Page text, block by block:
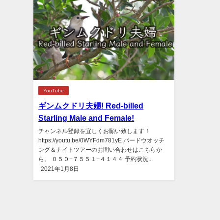
YouTube
ギンムクドリ夫婦! Red-billed
Starling Male and Female!
チャンネル登録を宜しくお願い致します！
https://youtu.be/0WYFdm781yE バードウオッチ
ング＆ナイトツアーのお問い合わせはこちらか
ら。 ０５０−７５５１−４１４４ 予約状況...
2021年1月8日